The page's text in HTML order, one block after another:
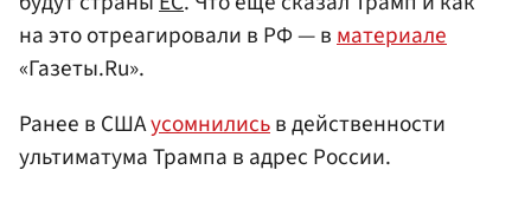
на это отреагировали в РФ — вматериале
«Газеты.Ru».
Ранее в СШАусомнилисьв действенности
ультиматума Трампа в адрес России.